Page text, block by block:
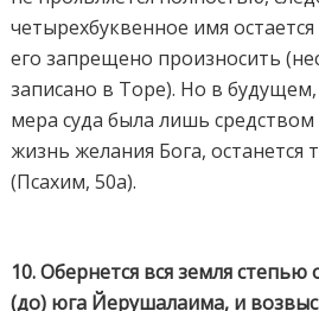
четырехбуквенное имя
его запрещено произносить
записано в Торе). Но в будущем,
мера суда была лишь
жизнь желания Бога, останется
(Псахим, 50а).
10. Обернется вся земля
(до) юга Йерушалаима, и